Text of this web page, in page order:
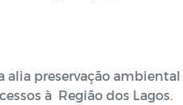
alia preservação ambiental
à Região dos Lagos.